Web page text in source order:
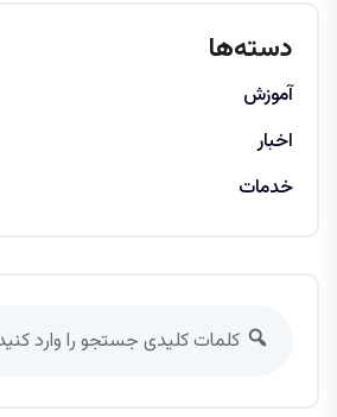
دسته‌ها
آموزش
اخبار
خدمات